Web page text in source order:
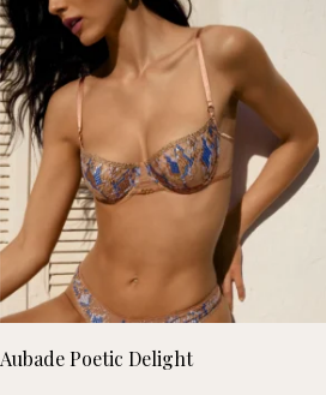
Lees verder
Aubade Poetic Delight